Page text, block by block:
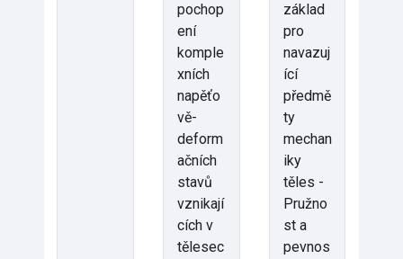
pochop
ení
komple
xních
napěťo
vě-
deform
ačních
stavů
vznikají
cích v
tělesec
základ
pro
navazuj
ící
předmě
ty
mechan
iky
těles -
Pružno
st a
pevnos